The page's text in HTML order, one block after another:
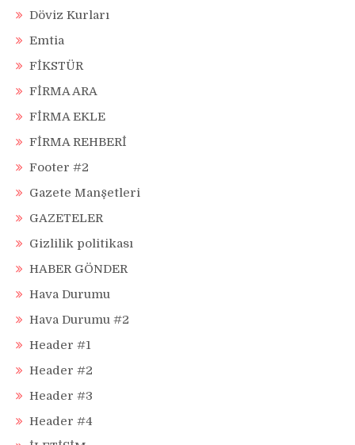
Döviz Kurları
Emtia
FİKSTÜR
FİRMA ARA
FİRMA EKLE
FİRMA REHBERİ
Footer #2
Gazete Manşetleri
GAZETELER
Gizlilik politikası
HABER GÖNDER
Hava Durumu
Hava Durumu #2
Header #1
Header #2
Header #3
Header #4